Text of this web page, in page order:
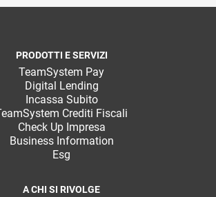
PRODOTTI E SERVIZI
TeamSystem Pay
Digital Lending
Incassa Subito
Crediti Fiscali
Check Up Impresa
Business Information
Esg
A CHI SI RIVOLGE